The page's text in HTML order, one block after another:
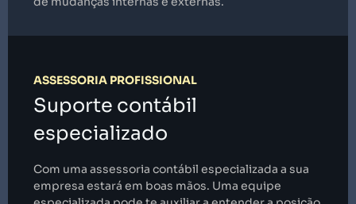
ASSESSORIA PROFISSIONAL
Suporte contábil
especializado
Com uma assessoria contábil especializada a sua
empresa estará em boas mãos. Uma equipe